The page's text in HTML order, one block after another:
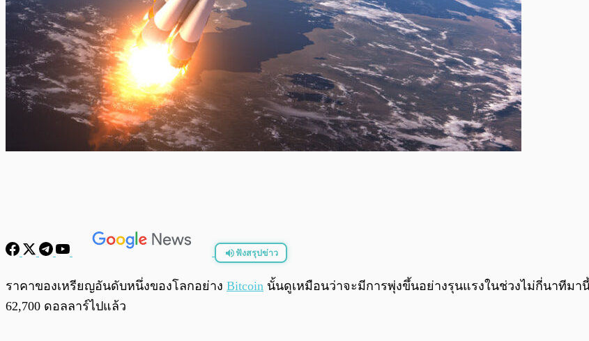
ฟังสรุปข่าว
พร้อมเล่น
ราคาของเหรียญอันดับหนึ่งของโลกอย่าง Bitcoin นั้นดูเหมือนว่าจะมีการพุ่งขึ้นอย่างรุนแรงในช่วงไม่กี่นาทีม
62,700 ดอลลาร์ไปแล้ว